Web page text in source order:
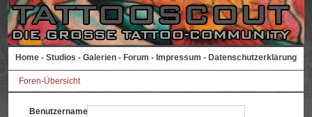
Home - Studios - Galerien - Forum - Impressum - Datenschutzerklärung
Foren-Übersicht
Benutzername: